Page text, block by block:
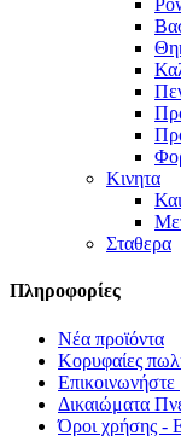
Κινητα
Σταθερα
Πληροφορίες
Νέα προϊόντα
Κορυφαίες
Επικοινωνήστε
Δικαιώματα
Όροι χρήσης -